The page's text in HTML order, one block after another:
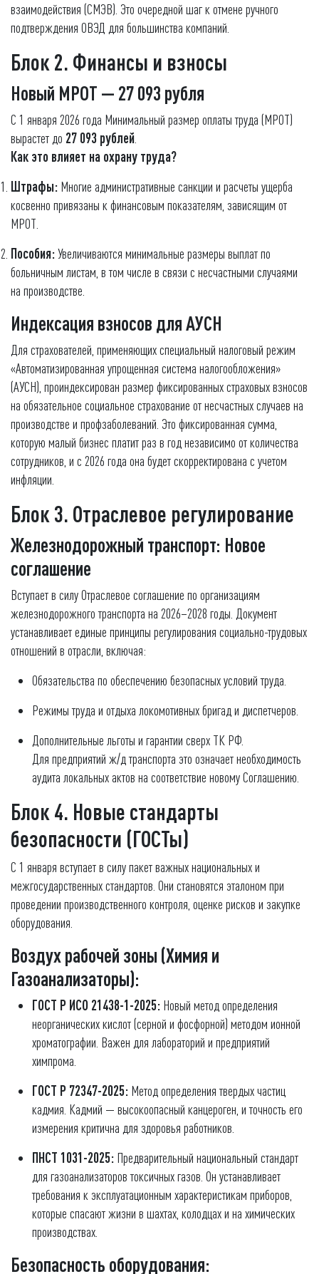
взаимодействия (СМЭВ). Это очередной шаг к отмене ручного
подтверждения ОВЭД для большинства компаний.
Блок 2. Финансы и взносы
Новый МРОТ — 27 093 рубля
С 1 января 2026 года Минимальный размер оплаты труда (МРОТ)
вырастет до 27 093 рублей
Как это влияет на охрану труда?
Штрафы: Многие административные санкции и расчеты ущерба
косвенно привязаны к финансовым показателям, зависящим от
МРОТ.
Пособия:Увеличиваются минимальные размеры выплат по
больничным листам, в том числе в связи с несчастными случаями
на производстве.
Индексация взносов для АУСН
Для страхователей, применяющих специальный налоговый режим
«Автоматизированная упрощенная система налогообложения»
(АУСН), проиндексирован размер фиксированных страховых взносов
на обязательное социальное страхование от несчастных случаев на
производстве и профзаболеваний. Это фиксированная сумма,
которую малый бизнес платит раз в год независимо от количества
сотрудников, и с 2026 года она будет скорректирована с учетом
инфляции.
Блок 3. Отраслевое регулирование
Железнодорожный транспорт: Новое
соглашение
Вступает в силу Отраслевое соглашение по организациям
железнодорожного транспорта на 2026–2028 годы. Документ
устанавливает единые принципы регулирования социально-трудовых
отношений в отрасли, включая:
Обязательства по обеспечению безопасных условий труда.
Режимы труда и отдыха локомотивных бригад и диспетчеров.
Дополнительные льготы и гарантии сверх ТК РФ.
Для предприятий ж/д транспорта это означает необходимость
аудита локальных актов на соответствие новому Соглашению.
Блок 4. Новые стандарты
безопасности (ГОСТы)
С 1 января вступает в силу пакет важных национальных и
межгосударственных стандартов. Они становятся эталоном при
проведении производственного контроля, оценке рисков и закупке
оборудования.
Воздух рабочей зоны (Химия и
Газоанализаторы):
ГОСТ Р ИСО 21438-1-2025: Новый метод определения
неорганических кислот (серной и фосфорной) методом ионной
хроматографии. Важен для лабораторий и предприятий
химпрома.
ГОСТ Р 72347-2025: Метод определения твердых частиц
кадмия. Кадмий — высокоопасный канцероген, и точность его
измерения критична для здоровья работников.
ПНСТ 1031-2025: Предварительный национальный стандарт
для газоанализаторов токсичных газов. Он устанавливает
требования к эксплуатационным характеристикам приборов,
которые спасают жизни в шахтах, колодцах и на химических
производствах.
Безопасность оборудования: